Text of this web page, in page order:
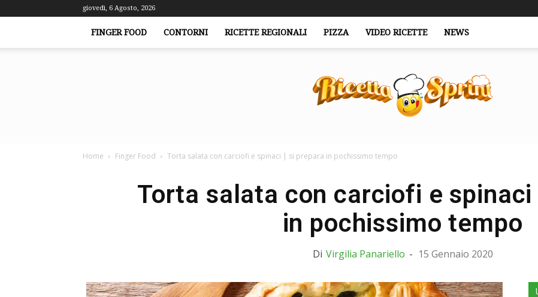
giovedì, 6 Agosto, 2026
FINGER FOOD CONTORNI RICETTE REGIONALI PIZZA VIDEO RICETTE NEWS
Home Finger Food Torta salata con carciofi e spinaci | si prepara in pochissimo tempo
Torta salata con carciofi e spinaci
in pochissimo tempo
Di Virgilia Panariello - 15 Gennaio 2020